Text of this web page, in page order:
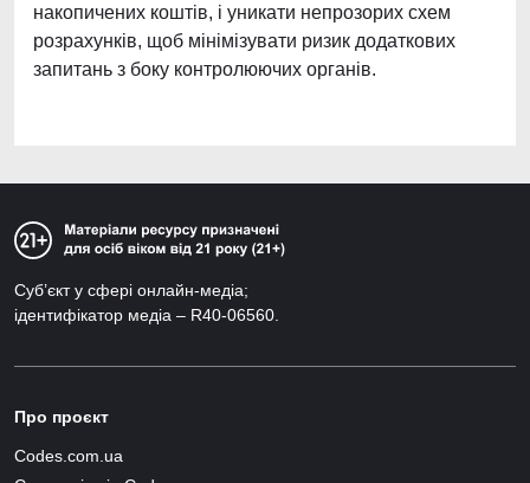
накопичених коштів, і уникати непрозорих схем
розрахунків, щоб мінімізувати ризик додаткових
запитань з боку контролюючих органів.
Суб’єкт у сфері онлайн-медіа;
ідентифікатор медіа – R40-06560.
Про проєкт
Codes.com.ua